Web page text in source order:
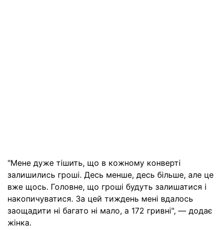
"Мене дуже тішить, що в кожному конверті
залишились гроші. Десь менше, десь більше, але це
вже щось. Головне, що гроші будуть залишатися і
накопичуватися. За цей тиждень мені вдалось
заощадити ні багато ні мало, а 172 гривні", — додає
жінка.